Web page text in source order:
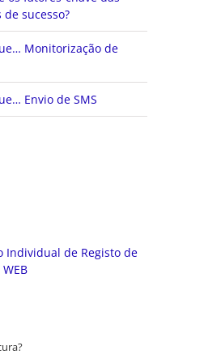
sucesso?
Monitorização de
Envio de SMS